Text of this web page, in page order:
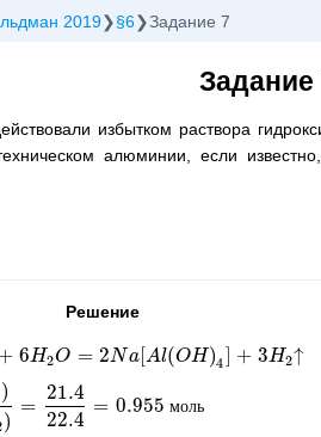
2019 §6 Задание 7
Задание
избытком раствора
алюминии, если
Решение
+ 6H2O = 2Na[ Al(OH)4 + 3H2↑
O= 2Na[Al(OH )4]+3H 2↑
)
)
=
21.4
22.4
= 0.955 моль
)= 21.422.4 0.955моль